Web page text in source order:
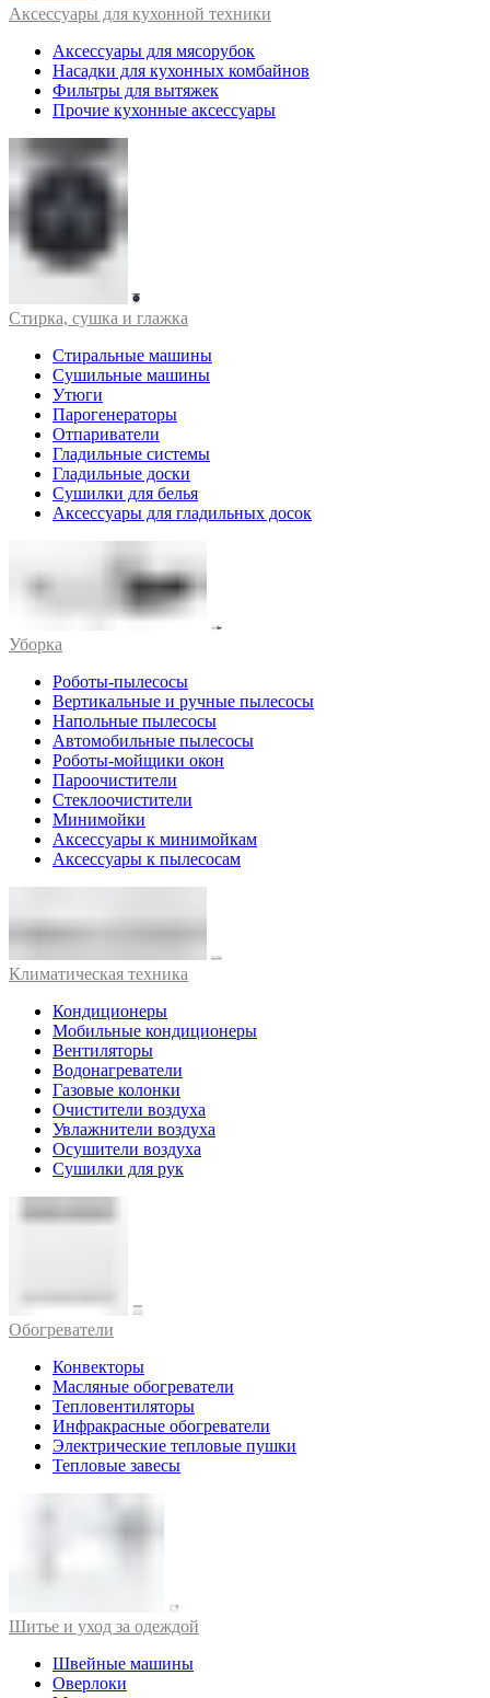
Аксессуары для кухонной техники
Аксессуары для мясорубок
Насадки для кухонных комбайнов
Фильтры для вытяжек
Прочие кухонные аксессуары
Стирка, сушка и глажка
Стиральные машины
Сушильные машины
Утюги
Парогенераторы
Отпариватели
Гладильные системы
Гладильные доски
Сушилки для белья
Аксессуары для гладильных досок
Уборка
Роботы-пылесосы
Вертикальные и ручные пылесосы
Напольные пылесосы
Автомобильные пылесосы
Роботы-мойщики окон
Пароочистители
Стеклоочистители
Минимойки
Аксессуары к минимойкам
Аксессуары к пылесосам
Климатическая техника
Кондиционеры
Мобильные кондиционеры
Вентиляторы
Водонагреватели
Газовые колонки
Очистители воздуха
Увлажнители воздуха
Осушители воздуха
Сушилки для рук
Обогреватели
Конвекторы
Масляные обогреватели
Тепловентиляторы
Инфракрасные обогреватели
Электрические тепловые пушки
Тепловые завесы
Шитье и уход за одеждой
Швейные машины
Оверлоки